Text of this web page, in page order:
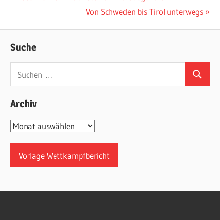
Nächster
Von Schweden bis Tirol unterwegs
Suche
Suchen
Archiv
Archiv
Vorlage Wettkampfbericht